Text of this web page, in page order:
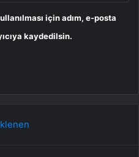
için adım, e-posta
kaydedilsin.